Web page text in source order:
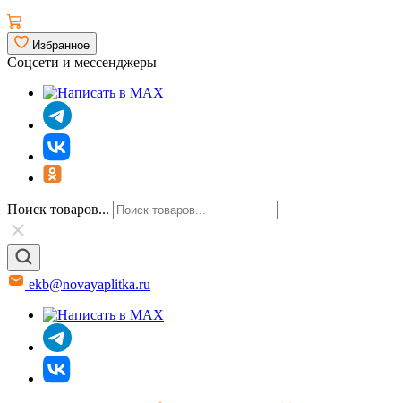
Избранное
Соцсети и мессенджеры
Поиск товаров...
ekb@novayaplitka.ru